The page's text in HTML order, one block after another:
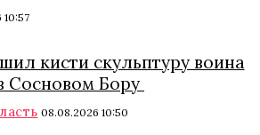
кисти скульптуру воина
Сосновом Бору
08.08.2026 10:50